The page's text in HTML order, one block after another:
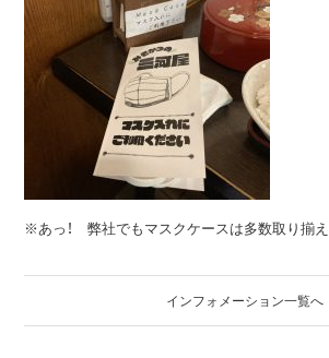
※あっ！ 弊社でもマスクケースは多数取り揃え
インフォメーション一覧へ